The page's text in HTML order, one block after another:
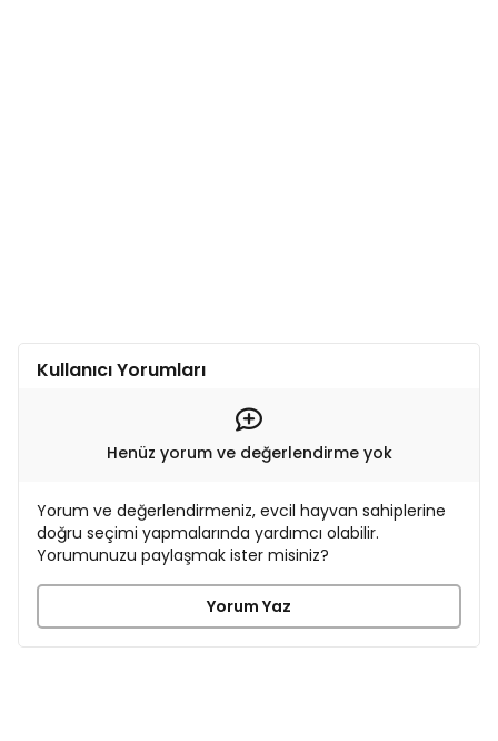
Kullanıcı Yorumları
Henüz yorum ve değerlendirme yok
Yorum ve değerlendirmeniz, evcil hayvan sahiplerine
doğru seçimi yapmalarında yardımcı olabilir.
Yorumunuzu paylaşmak ister misiniz?
Yorum Yaz